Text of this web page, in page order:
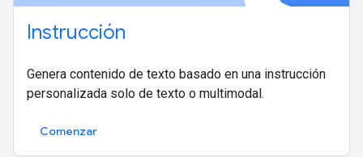
Instrucción
Genera contenido de texto basado en una instrucción
personalizada solo de texto o multimodal.
Comenzar